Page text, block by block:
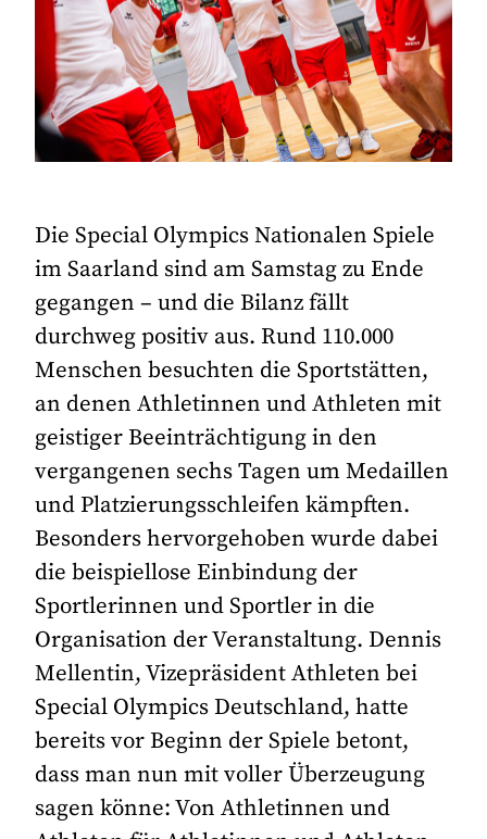
Die Special Olympics Nationalen Spiele
im Saarland sind am Samstag zu Ende
gegangen – und die Bilanz fällt
durchweg positiv aus. Rund 110.000
Menschen besuchten die Sportstätten,
an denen Athletinnen und Athleten mit
geistiger Beeinträchtigung in den
vergangenen sechs Tagen um Medaillen
und Platzierungsschleifen kämpften.
Besonders hervorgehoben wurde dabei
die beispiellose Einbindung der
Sportlerinnen und Sportler in die
Organisation der Veranstaltung. Dennis
Mellentin, Vizepräsident Athleten bei
Special Olympics Deutschland, hatte
bereits vor Beginn der Spiele betont,
dass man nun mit voller Überzeugung
sagen könne: Von Athletinnen und